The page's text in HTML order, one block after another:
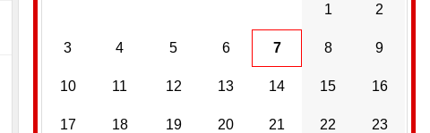
1 2
3 4 5 6 7 8 9
10 11 12 13 14 15 16
17 18 19 20 21 22 23